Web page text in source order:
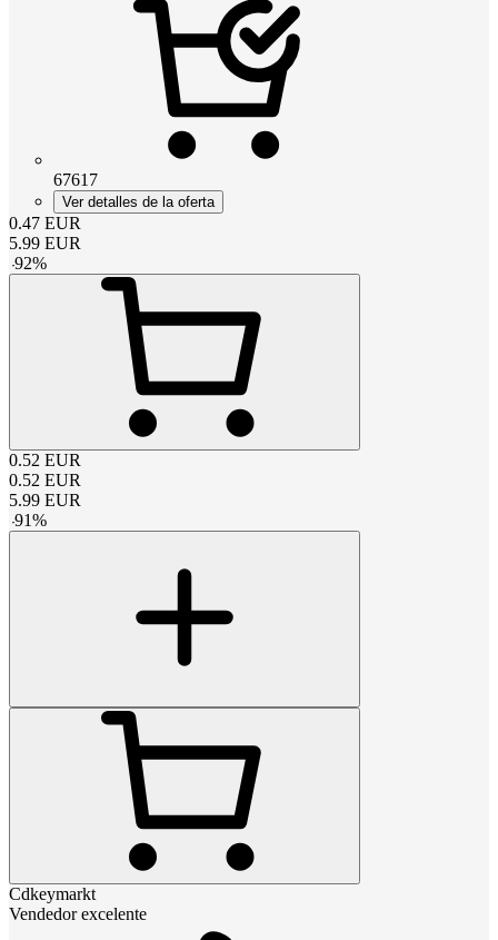
67617
Ver detalles de la oferta
0.47 EUR
5.99 EUR
-92%
0.52 EUR
0.52 EUR
5.99 EUR
-91%
Cdkeymarkt
Vendedor excelente